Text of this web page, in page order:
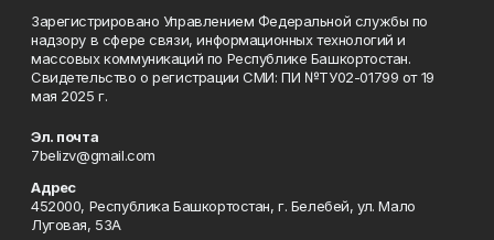
Зарегистрировано Управлением Федеральной службы по
надзору в сфере связи, информационных технологий и
массовых коммуникаций по Республике Башкортостан.
Свидетельство о регистрации СМИ: ПИ №ТУ02-01799 от 19
мая 2025 г.
Эл. почта
7belizv@gmail.com
Адрес
452000, Республика Башкортостан, г. Белебей, ул. Мало
Луговая, 53А